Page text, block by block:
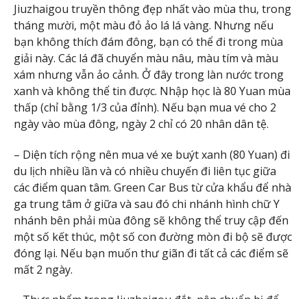
Jiuzhaigou truyền thông đẹp nhất vào mùa thu, trong
tháng mười, một màu đỏ ảo lá lá vàng. Nhưng nếu
bạn không thích đám đông, bạn có thể đi trong mùa
giải này. Các lá đã chuyển màu nâu, màu tím và màu
xám nhưng vẫn ảo cảnh. Ở đây trong làn nước trong
xanh và không thể tin được. Nhập học là 80 Yuan mùa
thấp (chỉ bằng 1/3 của đỉnh). Nếu bạn mua vé cho 2
ngày vào mùa đông, ngày 2 chỉ có 20 nhân dân tệ.
– Diện tích rộng nên mua vé xe buýt xanh (80 Yuan) đi
du lịch nhiều lần và có nhiều chuyến đi liên tục giữa
các điểm quan tâm. Green Car Bus từ cửa khẩu để nhà
ga trung tâm ở giữa và sau đó chi nhánh hình chữ Y
nhánh bên phải mùa đông sẽ không thể truy cập đến
một số kết thúc, một số con đường mòn đi bộ sẽ được
đóng lại. Nếu bạn muốn thư giãn đi tất cả các điểm sẽ
mất 2 ngày.